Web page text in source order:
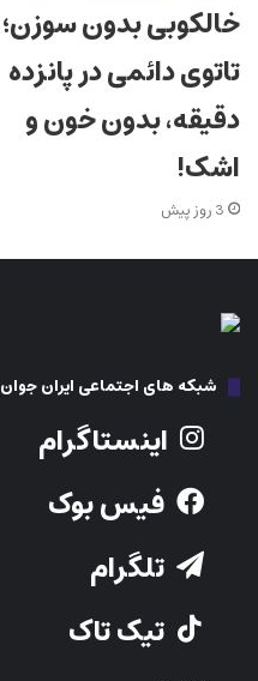
خالکوبی بدون سوزن؛
تاتوی دائمی در پانزده
دقیقه، بدون خون و
اشک!
3 روز پیش
شبکه های اجتماعی ایران جوان
اینستاگرام
فیس بوک
تلگرام
تیک تاک